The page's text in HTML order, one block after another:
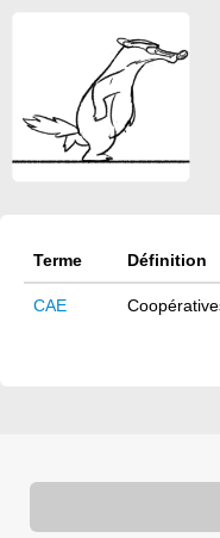
Terme Définition
CAE